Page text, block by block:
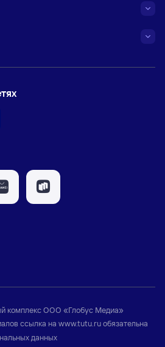
комплексООО «Глобус Медиа»
ссылка на www.tutu.ruобязательна
данных